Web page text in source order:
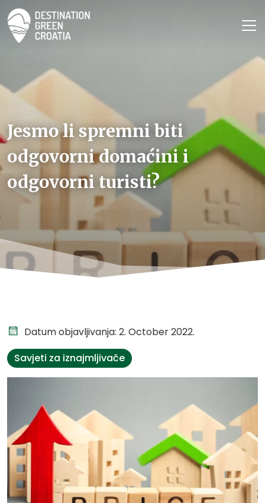
Jesmo li spremni biti
odgovorni domaćini i
odgovorni turisti?
Datum objavljivanja: 2. October 2022.
Savjeti za iznajmljivače